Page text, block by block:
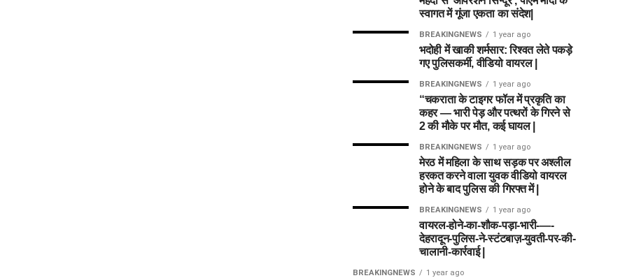
स्वागत में गूंजा एकता का संदेश|
BREAKINGNEWS 1 year ago
भदोही में खाकी शर्मसार: रिश्वत लेते पकड़े
गए पुलिसकर्मी, वीडियो वायरल |
BREAKINGNEWS 1 year ago
“चकराता के टाइगर फॉल में प्रकृति का
कहर — भारी पेड़ और पत्थरों के गिरने से
2 की मौके पर मौत, कई घायल |
BREAKINGNEWS 1 year ago
मेरठ में महिला के साथ सड़क पर अश्लील
हरकत करने वाला युवक वीडियो वायरल
होने के बाद पुलिस की गिरफ्त में |
BREAKINGNEWS 1 year ago
वायरल-होने-का-शौक-पड़ा-भारी-—-
देहरादून-पुलिस-ने-स्टंटबाज़-युवती-पर-की-
चालानी-कार्रवाई |
BREAKINGNEWS 1 year ago